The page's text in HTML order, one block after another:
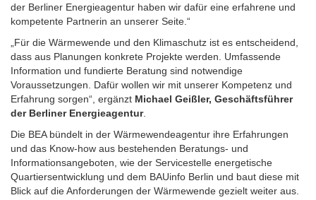
der Berliner Energieagentur haben wir dafür eine erfahrene und
kompetente Partnerin an unserer Seite.“
„Für die Wärmewende und den Klimaschutz ist es entscheidend,
dass aus Planungen konkrete Projekte werden. Umfassende
Information und fundierte Beratung sind notwendige
Voraussetzungen. Dafür wollen wir mit unserer Kompetenz und
Erfahrung sorgen“, ergänzt Michael Geißler, Geschäftsführer
der Berliner Energieagentur.
Die BEA bündelt in der Wärmewendeagentur ihre Erfahrungen
und das Know-how aus bestehenden Beratungs- und
Informationsangeboten, wie der Servicestelle energetische
Quartiersentwicklung und dem BAUinfo Berlin und baut diese mit
Blick auf die Anforderungen der Wärmewende gezielt weiter aus.